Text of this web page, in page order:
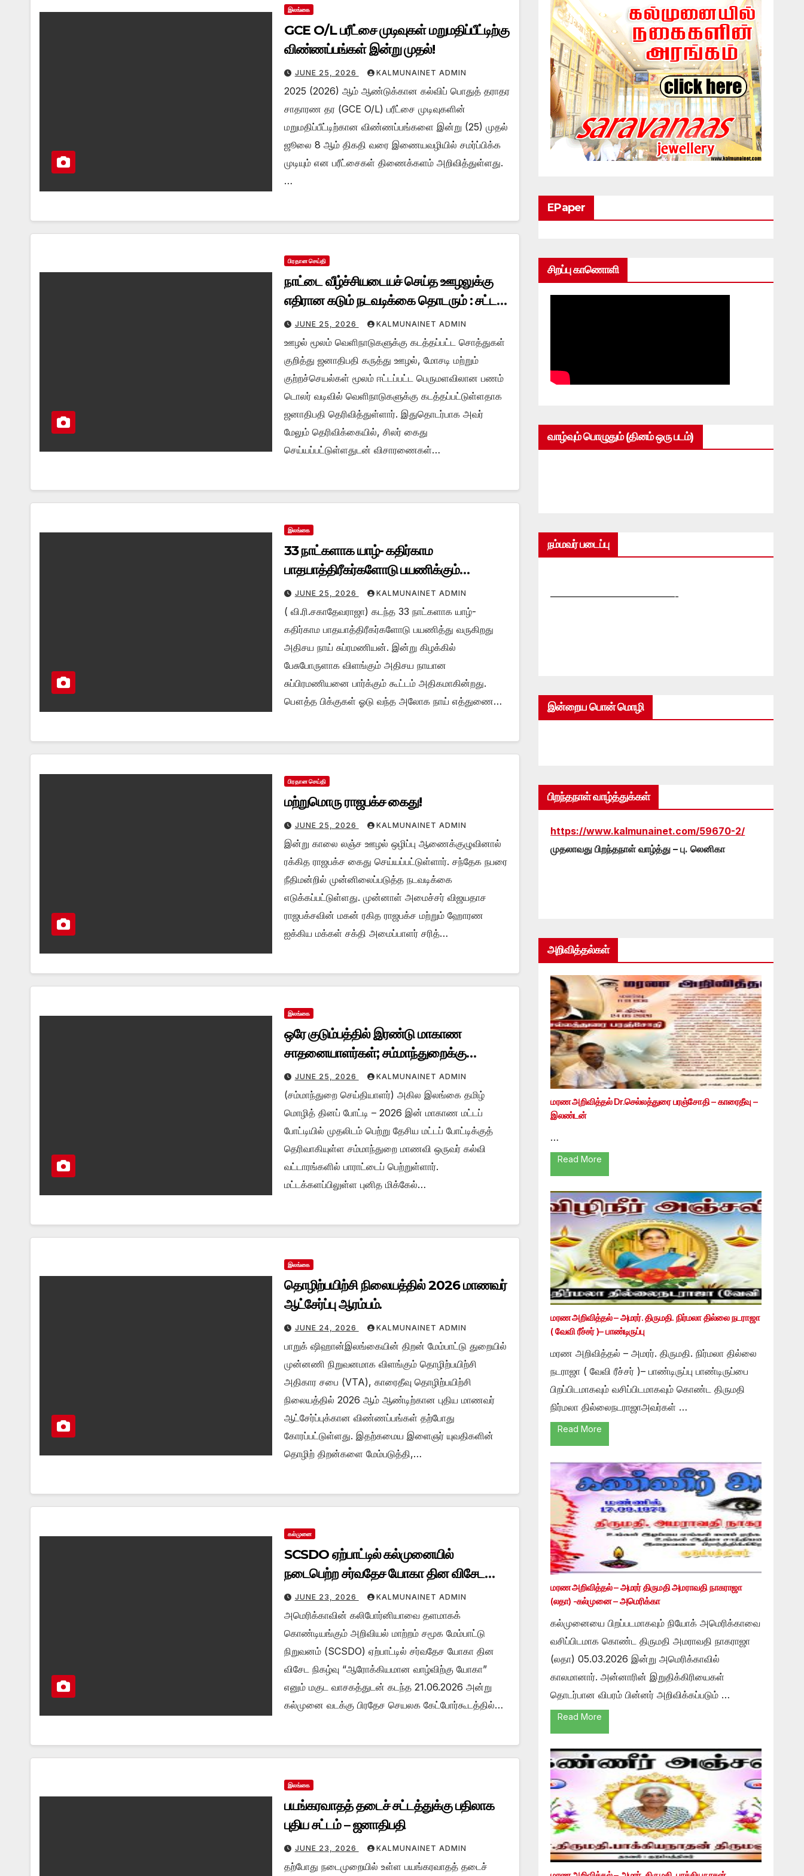
இலங்கை
GCE O/L பரீட்சை முடிவுகள் மறுமதிப்பீட்டிற்கு
விண்ணப்பங்கள் இன்று முதல்!
JUNE 25, 2026 KALMUNAINET ADMIN
2025 (2026) ஆம் ஆண்டுக்கான கல்விப் பொதுத் தராதர
சாதாரண தர (GCE O/L) பரீட்சை முடிவுகளின்
மறுமதிப்பீட்டிற்கான விண்ணப்பங்களை இன்று (25) முதல்
ஜூலை 8 ஆம் திகதி வரை இணையவழியில் சமர்ப்பிக்க
முடியும் என பரீட்சைகள் திணைக்களம் அறிவித்துள்ளது.
…
பிரதான செய்தி
நாட்டை வீழ்ச்சியடையச் செய்த ஊழலுக்கு
எதிரான கடும் நடவடிக்கை தொடரும் : சட்டம்
யாவருக்கும் சமம் : ஜனாதிபதி
JUNE 25, 2026 KALMUNAINET ADMIN
ஊழல் மூலம் வெளிநாடுகளுக்கு கடத்தப்பட்ட சொத்துகள்
குறித்து ஜனாதிபதி கருத்து ஊழல், மோசடி மற்றும்
குற்றச்செயல்கள் மூலம் ஈட்டப்பட்ட பெருமளவிலான பணம்
டொலர் வடிவில் வெளிநாடுகளுக்கு கடத்தப்பட்டுள்ளதாக
ஜனாதிபதி தெரிவித்துள்ளார். இதுதொடர்பாக அவர்
மேலும் தெரிவிக்கையில், சிலர் கைது
செய்யப்பட்டுள்ளதுடன் விசாரணைகள்…
இலங்கை
33 நாட்களாக யாழ்- கதிர்காம
பாதயாத்திரீகர்களோடு பயணிக்கும்
சுப்ரமணியன் – இன்று பேசுபோருளாக அதிசய
நாய்!!
JUNE 25, 2026 KALMUNAINET ADMIN
( வி.ரி.சகாதேவராஜா) கடந்த 33 நாட்களாக யாழ்-
கதிர்காம பாதயாத்திரீகர்களோடு பயணித்து வருகிறது
அதிசய நாய் சுப்ரமணியன். இன்று கிழக்கில்
பேசுபோருளாக விளங்கும் அதிசய நாயான
சுப்பிரமணியனை பார்க்கும் கூட்டம் அதிகமாகின்றது.
பௌத்த பிக்குகள் ஓடு வந்த அலோக நாய் எத்துணை…
பிரதான செய்தி
மற்றுமொரு ராஜபக்ச கைது!
JUNE 25, 2026 KALMUNAINET ADMIN
இன்று காலை லஞ்ச ஊழல் ஒழிப்பு ஆணைக்குழுவினால்
ரக்கித ராஜபக்ச கைது செய்யப்பட்டுள்ளார். சந்தேக நபரை
நீதிமன்றில் முன்னிலைப்படுத்த நடவடிக்கை
எடுக்கப்பட்டுள்ளது. முன்னாள் அமைச்சர் விஜயதாச
ராஜபக்சவின் மகன் ரகித ராஜபக்ச மற்றும் ஹோரண
ஐக்கிய மக்கள் சக்தி அமைப்பாளர் சரித்…
இலங்கை
ஒரே குடும்பத்தில் இரண்டு மாகாண
சாதனையாளர்கள்; சம்மாந்துறைக்கு
பெருமை.
JUNE 25, 2026 KALMUNAINET ADMIN
(சம்மாந்துறை செய்தியாளர்) அகில இலங்கை தமிழ்
மொழித் தினப் போட்டி – 2026 இன் மாகாண மட்டப்
போட்டியில் முதலிடம் பெற்று தேசிய மட்டப் போட்டிக்குத்
தெரிவாகியுள்ள சம்மாந்துறை மாணவி ஒருவர் கல்வி
வட்டாரங்களில் பாராட்டைப் பெற்றுள்ளார்.
மட்டக்களப்பிலுள்ள புனித மிக்கேல்…
இலங்கை
தொழிற்பயிற்சி நிலையத்தில் 2026 மாணவர்
ஆட்சேர்ப்பு ஆரம்பம்.
JUNE 24, 2026 KALMUNAINET ADMIN
பாறுக் ஷிஹான்இலங்கையின் திறன் மேம்பாட்டு துறையில்
முன்னணி நிறுவனமாக விளங்கும் தொழிற்பயிற்சி
அதிகார சபை (VTA), காரைதீவு தொழிற்பயிற்சி
நிலையத்தில் 2026 ஆம் ஆண்டிற்கான புதிய மாணவர்
ஆட்சேர்ப்புக்கான விண்ணப்பங்கள் தற்போது
கோரப்பட்டுள்ளது. இதற்கமைய இளைஞர் யுவதிகளின்
தொழிற் திறன்களை மேம்படுத்தி,…
கல்முனை
SCSDO ஏற்பாட்டில் கல்முனையில்
நடைபெற்ற சர்வதேச யோகா தின விசேட
நிகழ்வு!
JUNE 23, 2026 KALMUNAINET ADMIN
அமெரிக்காவின் கலிபோர்னியாவை தளமாகக்
கொண்டியங்கும் அறிவியல் மாற்றம் சமூக மேம்பாட்டு
நிறுவனம் (SCSDO) ஏற்பாட்டில் சர்வதேச யோகா தின
விசேட நிகழ்வு “ஆரோக்கியமான வாழ்விற்கு யோகா”
எனும் மகுட வாசகத்துடன் கடந்த 21.06.2026 அன்று
கல்முனை வடக்கு பிரதேச செயலக கேட்போர்கூடத்தில்…
இலங்கை
பயங்கரவாதத் தடைச் சட்டத்துக்கு பதிலாக
புதிய சட்டம் – ஜனாதிபதி
JUNE 23, 2026 KALMUNAINET ADMIN
தற்போது நடைமுறையில் உள்ள பயங்கரவாதத் தடைச்
EPaper
சிறப்பு காணொளி
வாழ்வும் பொழுதும் (தினம் ஒரு படம்)
நம்மவர் படைப்பு
—————————————-
இன்றைய பொன் மொழி
பிறந்தநாள் வாழ்த்துக்கள்
https://www.kalmunainet.com/59670-2/
முதலாவது பிறந்தநாள் வாழ்த்து – பு. லெனிகா
அறிவித்தல்கள்
மரண அறிவித்தல் Dr.செல்லத்துரை பரஞ்சோதி – காரைதீவு –
இலண்டன்
…
Read More
மரண அறிவித்தல் – அமரர். திருமதி. நிர்மலா தில்லை நடராஜா
( வேவி ரீச்சர் )– பாண்டிருப்பு
மரண அறிவித்தல் – அமரர். திருமதி. நிர்மலா தில்லை
நடராஜா ( வேவி ரீச்சர் )– பாண்டிருப்பு பாண்டிருப்பை
பிறப்பிடமாகவும் வசிப்பிடமாகவும் கொண்ட திருமதி
நிர்மலா தில்லைநடராஜாஅவர்கள் …
Read More
மரண அறிவித்தல் – அமரர் திருமதி அமராவதி நாகராஜா
(லதா) -கல்முனை – அமெரிக்கா
கல்முனையை பிறப்படமாகவும் நியோக் அமெரிக்காவை
வசிப்பிடமாக கொண்ட திருமதி அமராவதி நாகராஜா
(லதா) 05.03.2026 இன்று அமெரிக்காவில்
காலமானார். அன்னாரின் இறுதிக்கிரியைகள்
தொடர்பான விபரம் பின்னர் அறிவிக்கப்படும் …
Read More